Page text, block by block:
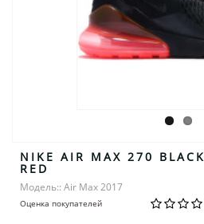
NIKE AIR MAX 270 BLACK
RED
Модель:: Air Max 2017
Оценка покупателей